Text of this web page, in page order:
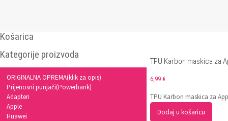
TPU Karbon maskica za
6,99 €
TPU Karbon maskica za
Dodaj u košaricu
Košarica
Kategorije proizvoda
ORIGINALNA OPREMA(klik za opis)
Prijenosni punjači(Powerbank)
Adapteri
Apple
Huawei